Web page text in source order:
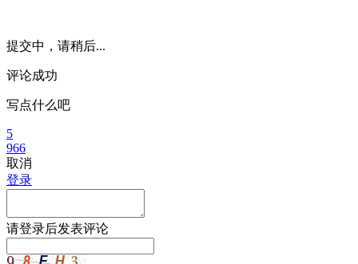
提交中，请稍后...
评论成功
写点什么吧
5
966
取消
登录
请登录后发表评论